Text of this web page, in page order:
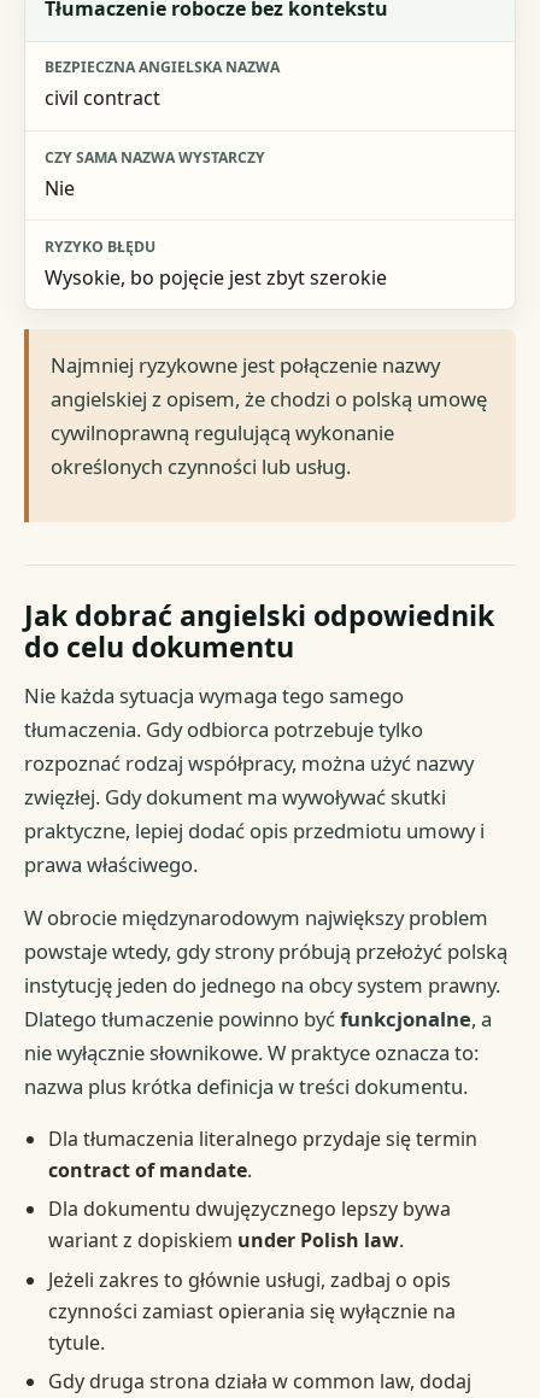
Tłumaczenie robocze bez kontekstu
civil contract
Nie
Wysokie, bo pojęcie jest zbyt szerokie
Najmniej ryzykowne jest połączenie nazwy
angielskiej z opisem, że chodzi o polską umowę
cywilnoprawną regulującą wykonanie
określonych czynności lub usług.
Jak dobrać angielski odpowiednik
do celu dokumentu
Nie każda sytuacja wymaga tego samego
tłumaczenia. Gdy odbiorca potrzebuje tylko
rozpoznać rodzaj współpracy, można użyć nazwy
zwięzłej. Gdy dokument ma wywoływać skutki
praktyczne, lepiej dodać opis przedmiotu umowy i
prawa właściwego.
W obrocie międzynarodowym największy problem
powstaje wtedy, gdy strony próbują przełożyć polską
instytucję jeden do jednego na obcy system prawny.
Dlatego tłumaczenie powinno byćfunkcjonalne, a
nie wyłącznie słownikowe. W praktyce oznacza to:
nazwa plus krótka definicja w treści dokumentu.
Dla tłumaczenia literalnego przydaje się termin
contract of mandate.
Dla dokumentu dwujęzycznego lepszy bywa
wariant z dopiskiem under Polish law.
Jeżeli zakres to głównie usługi, zadbaj o opis
czynności zamiast opierania się wyłącznie na
tytule.
Gdy druga strona działa w common law, dodaj